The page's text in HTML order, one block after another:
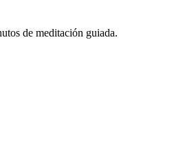
de meditación guiada.